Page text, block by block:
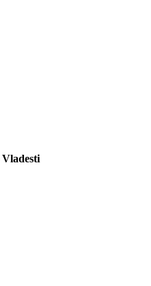
Vladesti